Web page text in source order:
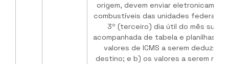
origem, devem enviar
combustíveis das unidades
3º (terceiro) dia útil do mês
acompanhada de tabela e planilhas
valores de ICMS a serem
destino; e b) os valores a serem